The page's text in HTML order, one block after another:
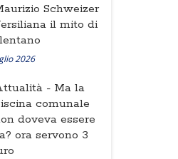
Schweizer
il mito di
2026
- Ma la
comunale
doveva essere
ora servono 3